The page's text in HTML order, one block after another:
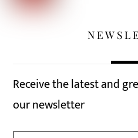
Receive the latest and
our newsletter